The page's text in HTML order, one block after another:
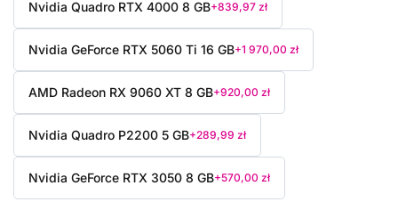
Nvidia Quadro RTX 4000 8 GB+839,97 zł
Nvidia GeForce RTX 5060 Ti 16 GB+1 970,00 zł
AMD Radeon RX 9060 XT 8 GB+920,00 zł
Nvidia Quadro P2200 5 GB+289,99 zł
Nvidia GeForce RTX 3050 8 GB+570,00 zł